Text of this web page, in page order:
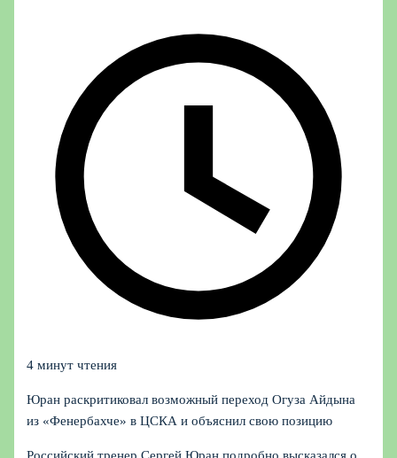
4 минут чтения
Юран раскритиковал возможный переход Огуза Айдына
из «Фенербахче» в ЦСКА и объяснил свою позицию
Российский тренер Сергей Юран подробно высказался о